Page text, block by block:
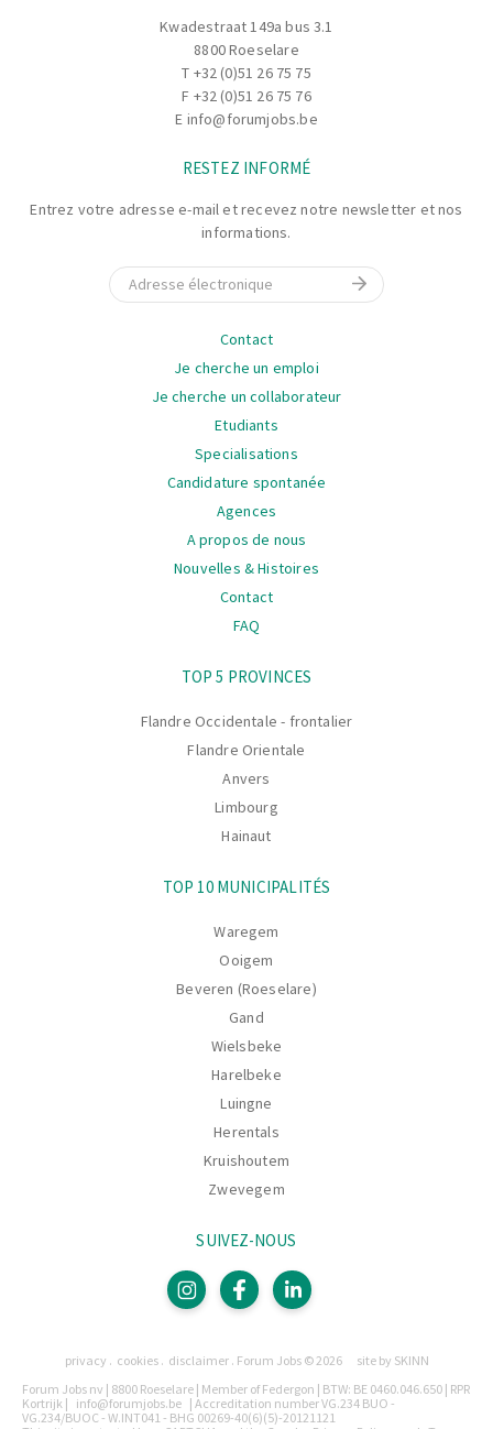
Manutention, pesé et mesure des ingrédients
Suivre procédures de sécurité alimentaire et de qualité
Respecter les délais de production
Kwadestraat 149a bus 3.1
8800 Roeselare
T +32 (0)51 26 75 75
F +32 (0)51 26 75 76
E info@forumjobs.be
RESTEZ INFORMÉ
Entrez votre adresse e-mail et recevez notre newsletter et nos
informations.
E-mail
Contact
Je cherche un emploi
Je cherche un collaborateur
Etudiants
Specialisations
Candidature spontanée
Agences
A propos de nous
Nouvelles & Histoires
Contact
FAQ
TOP 5 PROVINCES
Flandre Occidentale - frontalier
Flandre Orientale
Anvers
Limbourg
Hainaut
TOP 10 MUNICIPALITÉS
Waregem
Ooigem
Beveren (Roeselare)
Gand
Wielsbeke
Harelbeke
Luingne
Herentals
Kruishoutem
Zwevegem
SUIVEZ-NOUS
Légalement
Pages
privacy cookies disclaimer Forum Jobs © 2026
site by SKINN
Forum Jobs nv | 8800 Roeselare | Member of Federgon | BTW: BE 0460.046.650 | RPR
Kortrijk | info@forumjobs.be | Accreditation number VG.234 BUO -
VG.234/BUOC - W.INT041 - BHG 00269-40(6)(5)-20121121